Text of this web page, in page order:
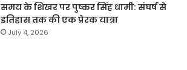
समय के शिखर पर पुष्कर सिंह धामी: संघर्ष से
इतिहास तक की एक प्रेरक यात्रा
July 4, 2026